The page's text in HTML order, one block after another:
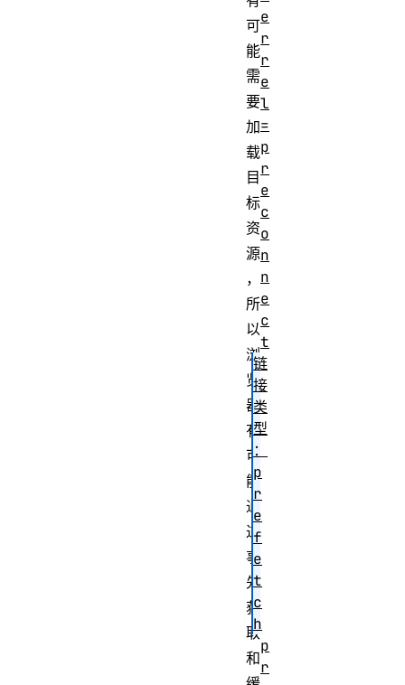
可
能
需
要
加
载
目
标
资
源
，
所
以
浏
览
器
有
可
能
通
过
事
先
获
取
和
e
r
r
e
l
=
p
r
e
c
o
n
n
e
c
t
链
接
类
型
：
p
r
e
f
e
t
c
h
p
r